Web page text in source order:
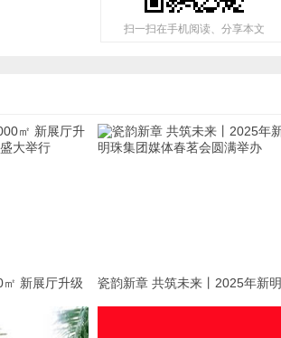
扫一扫在手机阅读、分享本文
新展厅升级
举行
瓷韵新章 共筑未来丨2025年新明